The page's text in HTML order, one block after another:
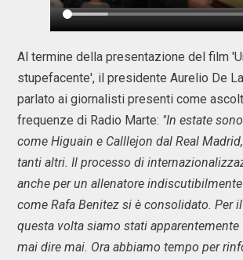
Al termine della presentazione del film
stupefacente', il presidente Aurelio De
parlato ai giornalisti presenti come
frequenze di Radio Marte: "In estate
come Higuain e Calllejon dal Real
tanti altri. Il processo di
anche per un allenatore
come Rafa Benitez si è consolidato. Per
questa volta siamo stati
mai dire mai. Ora abbiamo tempo per